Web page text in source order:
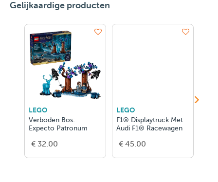
Gelijkaardige producten
LEGO
Verboden Bos:
Expecto Patronum
€ 32.00
LEGO
F1® Displaytruck Met
Audi F1® Racewagen
€ 45.00